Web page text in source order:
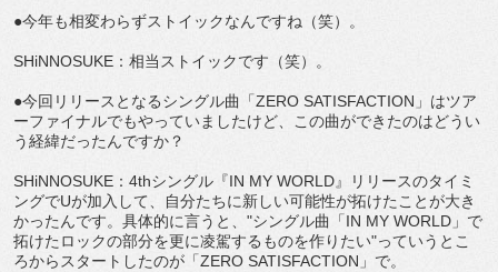
●今年も相変わらずストイックなんですね（笑）。
SHiNNOSUKE：相当ストイックです（笑）。
●今回リリースとなるシングル曲「ZERO SATISFACTION」はツア
ーファイナルでもやっていましたけど、この曲ができたのはどうい
う経緯だったんですか？
SHiNNOSUKE：4thシングル『IN MY WORLD』リリースのタイミ
ングでUが加入して、自分たちに新しい可能性が拓けたことが大き
かったんです。具体的に言うと、"シングル曲「IN MY WORLD」で
拓けたロックの部分を更に凌駕するものを作りたい"っていうとこ
ろからスタートしたのが「ZERO SATISFACTION」で。